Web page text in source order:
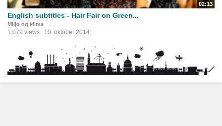
02:13
English subtitles - Hair Fair on Green...
Miljø og klima
1.079 views 10. oktober 2014